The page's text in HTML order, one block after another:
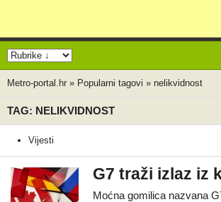
Metro-portal.hr » Popularni tagovi » nelikvidnost
TAG: NELIKVIDNOST
Vijesti
G7 traži izlaz iz
Moćna gomilica nazvana